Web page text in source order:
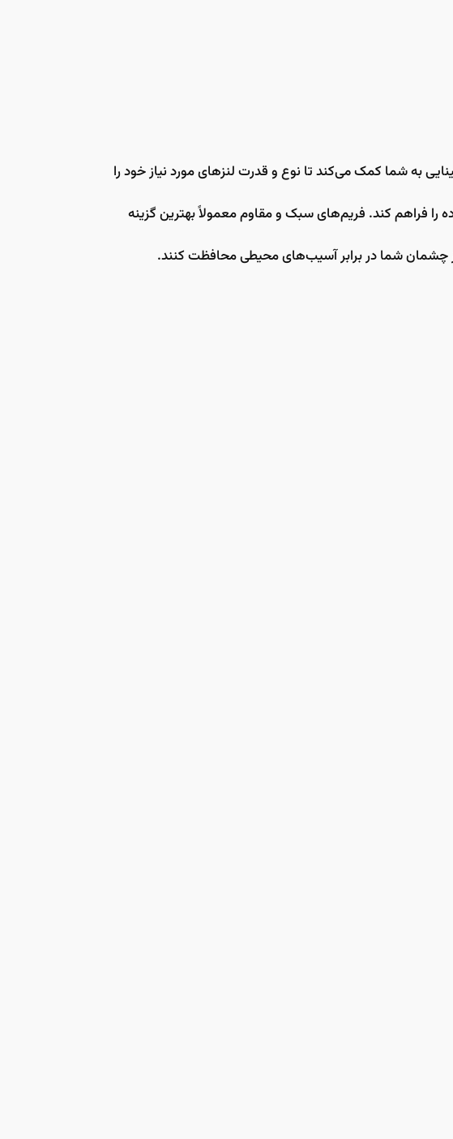
به شما کمک می‌کند تا نوع و قدرت لنزهای مورد نیاز خود را
فراهم کند. فریم‌های سبک و مقاوم معمولاً بهترین گزینه